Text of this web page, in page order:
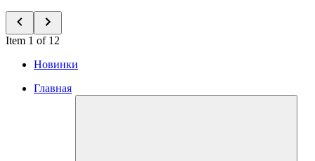
Item 1 of 12
Новинки
Главная